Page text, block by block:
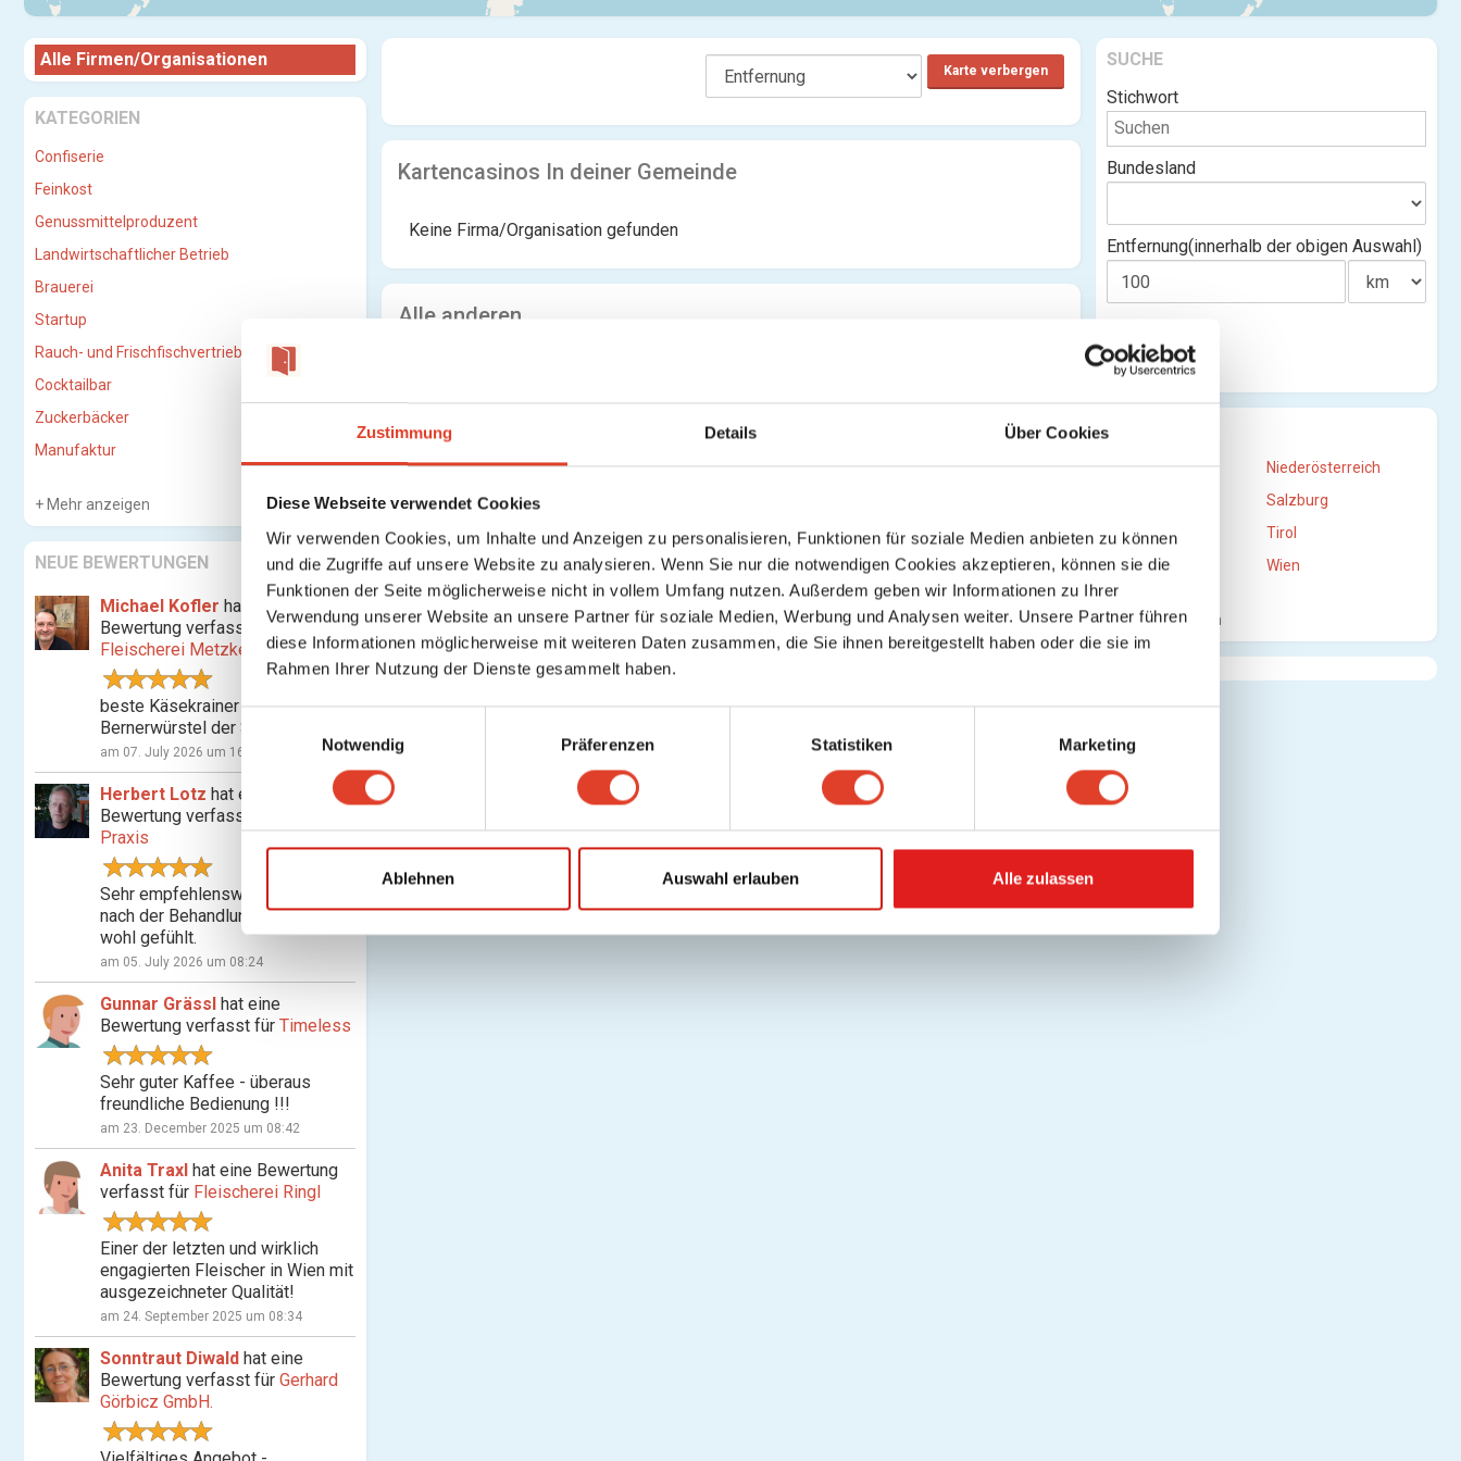
Zustimmung Details Über Cookies
Diese Webseite verwendet Cookies
Wir verwenden Cookies, um Inhalte und Anzeigen zu personalisieren, Funktionen für soziale Medien anbieten zu können
und die Zugriffe auf unsere Website zu analysieren. Wenn Sie nur die notwendigen Cookies akzeptieren, können sie die
Funktionen der Seite möglicherweise nicht in vollem Umfang nutzen. Außerdem geben wir Informationen zu Ihrer
Verwendung unserer Website an unsere Partner für soziale Medien, Werbung und Analysen weiter. Unsere Partner führen
diese Informationen möglicherweise mit weiteren Daten zusammen, die Sie ihnen bereitgestellt haben oder die sie im
Rahmen Ihrer Nutzung der Dienste gesammelt haben.
E
i
n
w
i
i
g
u
n
g
s
u
s
w
a
h
Notwendig Präferenzen Statistiken Marketing
Ablehnen Auswahl erlauben Alle zulassen
Alle Firmen/Organisationen
KATEGORIEN
Confiserie
Feinkost
Genussmittelproduzent
Landwirtschaftlicher Betrieb
Brauerei
Startup
Rauch- und Frischfischvertriebs-GmbH
Cocktailbar
Zuckerbäcker
Manufaktur
Mehr anzeigen
NEUE BEWERTUNGEN
Michael Kofler hat eine
Bewertung verfasst für
Fleischerei Metzker
beste Käsekrainer und
Bernerwürstel der Stadt
am 07. July 2026 um 16:07
Herbert Lotz hat eine
Bewertung verfasst für
Praxis
Sehr empfehlenswert! Habe mich
nach der Behandlung nachhaltig
wohl gefühlt.
am 05. July 2026 um 08:24
Gunnar Grässl hat eine
Bewertung verfasst für Timeless
Sehr guter Kaffee - überaus
freundliche Bedienung !!!
am 23. December 2025 um 08:42
Anita Traxl hat eine Bewertung
verfasst für Fleischerei Ringl
Einer der letzten und wirklich
engagierten Fleischer in Wien mit
ausgezeichneter Qualität!
am 24. September 2025 um 08:34
Sonntraut Diwald hat eine
Bewertung verfasst für Gerhard
Görbicz GmbH.
SUCHE
Stichwort
Bundesland
Entfernung(innerhalb der obigen Auswahl)
STANDORTE
Burgenland
Niederösterreich
Salzburg
Steiermark
Tirol
Vorarlberg
Wien
Mehr anzeigen
Karte verbergen
Kartencasinos In deiner Gemeinde
Keine Firma/Organisation gefunden
Alle anderen